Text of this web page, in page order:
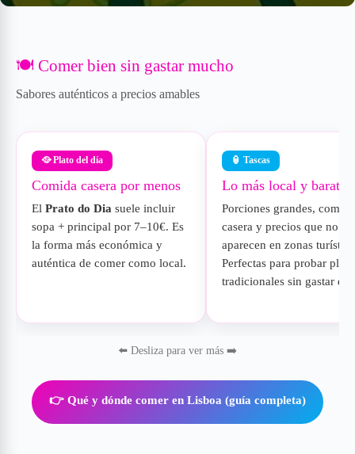
🍽️ Comer bien sin gastar mucho
Sabores auténticos a precios amables
🥘 Plato del día
Comida casera por menos
ElPrato do Dia suele incluir
sopa + principal por 7–10€. Es
la forma más económica y
auténtica de comer como local.
🏮 Tascas
Lo más local y barato
Porciones grandes, comida
casera y precios que no
aparecen en zonas
Perfectas para probar
tradicionales sin gastar de
⬅️ Desliza para ver más ➡️
👉 Qué y dónde comer en Lisboa (guía completa)